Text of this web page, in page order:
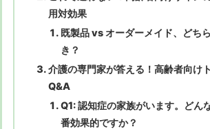
用対効果
既製品 vs オーダーメイド、どち
き？
介護の専門家が答える！高齢者向け
Q&A
Q1: 認知症の家族がいます。どん
番効果的ですか？